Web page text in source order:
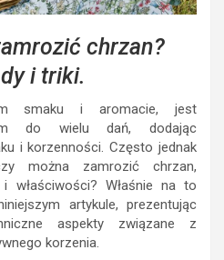
chrzan?
i triki.
smaku i aromacie, jest
do wielu dań, dodając
i korzenności. Często jednak
można zamrozić chrzan,
właściwości? Właśnie na to
artykule, prezentując
aspekty związane z
korzenia.